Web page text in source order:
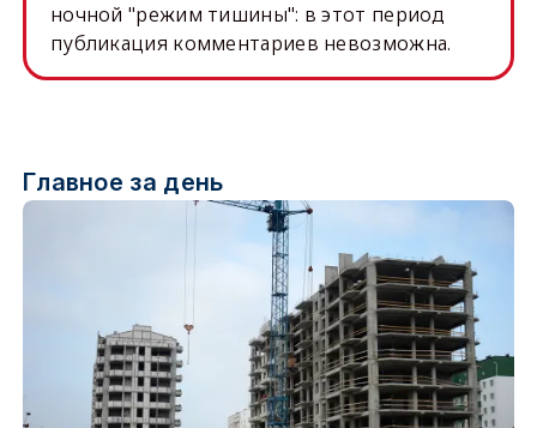
ночной "режим тишины": в этот период
публикация комментариев невозможна.
Главное за день